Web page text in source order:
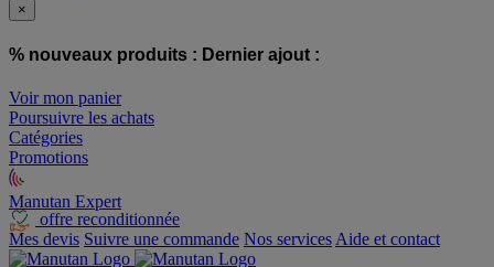
×
% nouveaux produits : Dernier ajout :
Voir mon panier
Poursuivre les achats
Catégories
Promotions
Manutan Expert
offre reconditionnée
Mes devis Suivre une commande Nos services Aide et contact